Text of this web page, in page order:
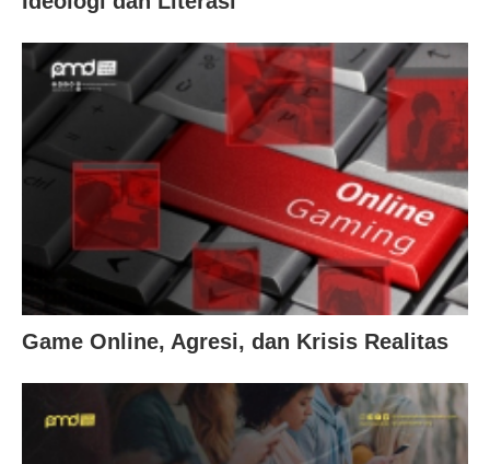
Game Online, Agresi, dan Krisis Realitas